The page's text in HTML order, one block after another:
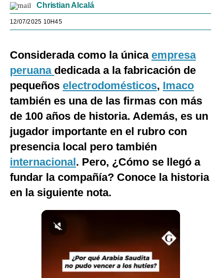
Christian Alcalá
12/07/2025 10H45
Considerada como la única empresa
peruana dedicada a la fabricación de
pequeños electrodomésticos, Imaco
también es una de las firmas con más
de 100 años de historia. Además, es un
jugador importante en el rubro con
presencia local pero también
internacional. Pero, ¿Cómo se llegó a
fundar la compañía? Conoce la historia
en la siguiente nota.